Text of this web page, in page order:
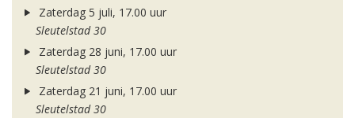
Zaterdag 5 juli, 17.00 uur
Sleutelstad 30
Zaterdag 28 juni, 17.00 uur
Sleutelstad 30
Zaterdag 21 juni, 17.00 uur
Sleutelstad 30